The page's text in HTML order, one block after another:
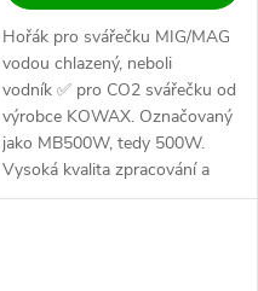
Hořák pro svářečku MIG/MAG
vodou chlazený, neboli
vodník ✅ pro CO2 svářečku od
výrobce KOWAX. Označovaný
jako MB500W, tedy 500W.
Vysoká kvalita zpracování a
spolehlivost. Hořák...